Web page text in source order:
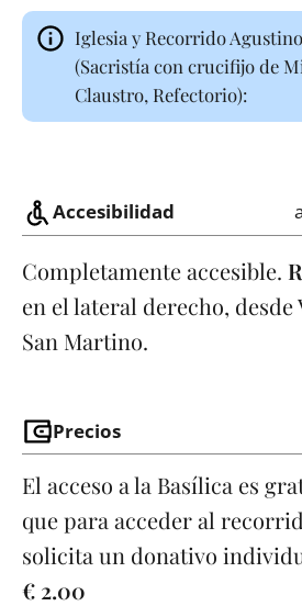
Iglesia y Recorrido
(Sacristía con crucifijo de
Claustro, Refectorio):
Accesibilidad
Completamente accesible.
en el lateral derecho, desde
San Martino.
Precios
El acceso a la Basílica es
que para acceder al
solicita un donativo
€ 2.00